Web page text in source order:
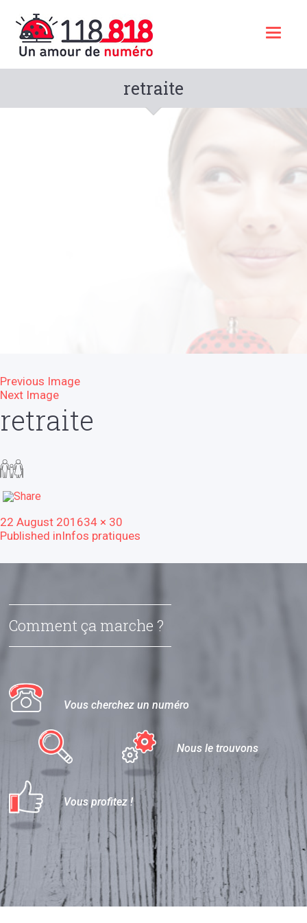
retraite
Previous Image
Next Image
retraite
Posted
on
22 August 2016Full
size
34 × 30
Post
Published inInfos pratiques
Comment ça marche ?
Vous cherchez un numéro
Nous le trouvons
Vous profitez !